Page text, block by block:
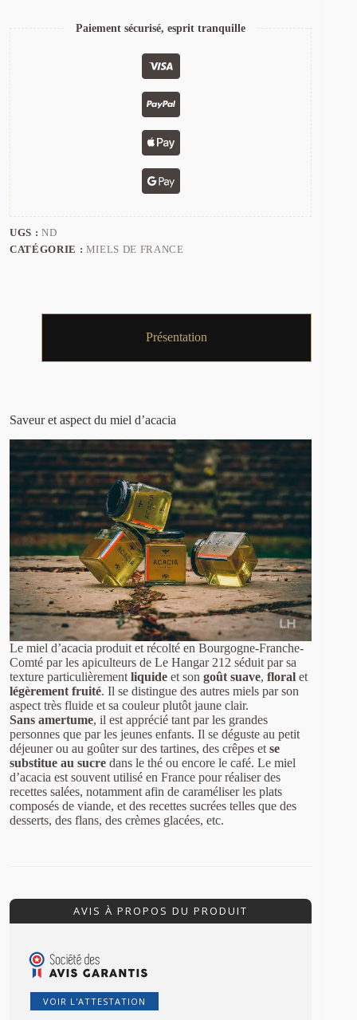
Paiement sécurisé, esprit tranquille
UGS : ND
CATÉGORIE : MIELS DE FRANCE
Présentation
Saveur et aspect du miel d’acacia
Le miel d’acacia produit et récolté en Bourgogne-Franche-
Comté par les apiculteurs de Le Hangar 212 séduit par sa
texture particulièrement liquide et son goût suave, floral et
légèrement fruité. Il se distingue des autres miels par son
aspect très fluide et sa couleur plutôt jaune clair.
Sans amertume, il est apprécié tant par les grandes
personnes que par les jeunes enfants. Il se déguste au petit
déjeuner ou au goûter sur des tartines, des crêpes et se
substitue au sucre dans le thé ou encore le café. Le miel
d’acacia est souvent utilisé en France pour réaliser des
recettes salées, notamment afin de caraméliser les plats
composés de viande, et des recettes sucrées telles que des
desserts, des flans, des crèmes glacées, etc.
AVIS À PROPOS DU PRODUIT
VOIR L'ATTESTATION